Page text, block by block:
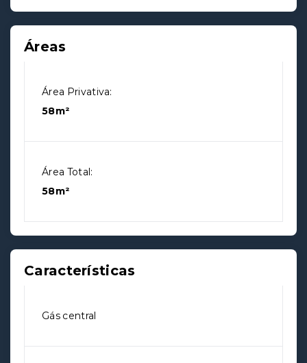
Áreas
Área Privativa:
58m²
Área Total:
58m²
Características
Gás central